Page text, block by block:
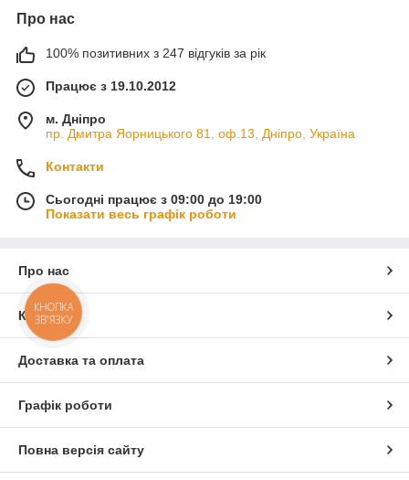
Про нас
100% позитивних з 247 відгуків за рік
Працює з 19.10.2012
м. Дніпро
пр. Дмитра Яорницького 81, оф.13, Дніпро, Україна
Контакти
Сьогодні працює з 09:00 до 19:00
Показати весь графік роботи
Про нас
Контакти
Доставка та оплата
Графік роботи
Повна версія сайту
КНОПКА
ЗВ'ЯЗКУ